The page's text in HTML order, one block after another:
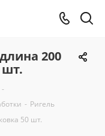
200
-
- Ригель
50 шт.